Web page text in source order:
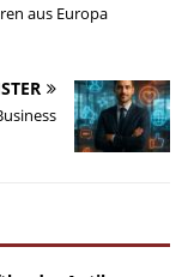
aus Europa